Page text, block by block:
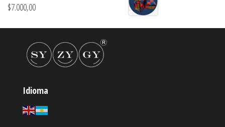
$7.000,00
Idioma